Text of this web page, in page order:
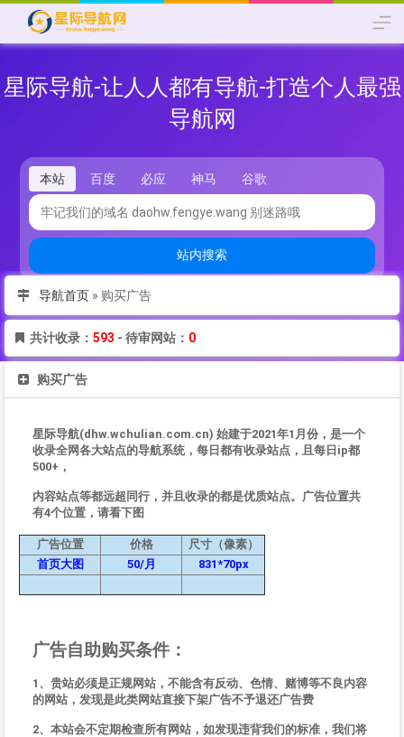
星际导航-让人人都有导航-打造个人最强
导航网
本站 百度 必应 神马 谷歌
站内搜索
导航首页 » 购买广告
共计收录： 593 - 待审网站： 0
购买广告
星际导航(dhw.wchulian.com.cn) 始建于2021年1月份，是一个
收录全网各大站点的导航系统，每日都有收录站点，且每日ip都
500+，
内容站点等都远超同行，并且收录的都是优质站点。广告位置共
有4个位置，请看下图
广告位置 价格
尺寸（像素）
首页大图
50/月 831*70px
广告自助购买条件：
1、贵站必须是正规网站，不能含有反动、色情、赌博等不良内容
的网站，发现是此类网站直接下架广告不予退还广告费
2、本站会不定期检查所有网站，如发现违背我们的标准，我们将